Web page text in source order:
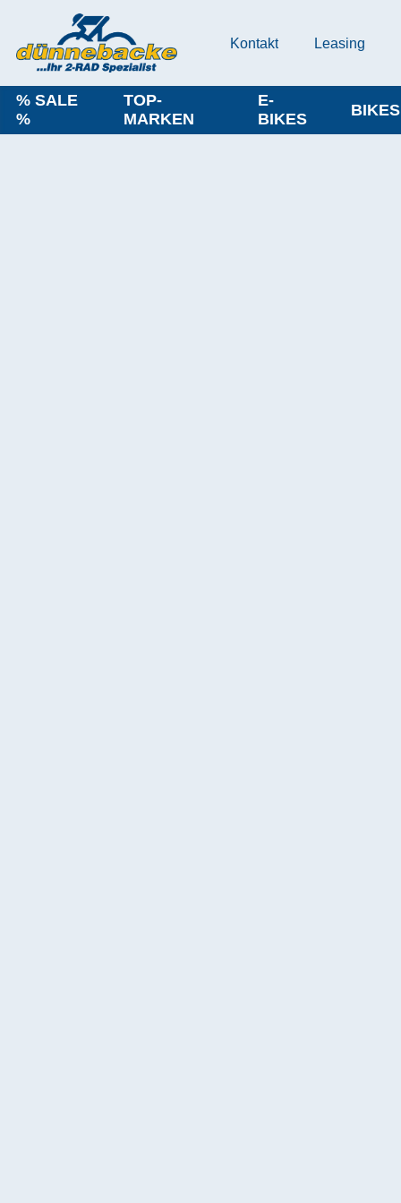
Kontakt Leasing
% SALE
%
TOP-
MARKEN
E-
BIKES
BIKES